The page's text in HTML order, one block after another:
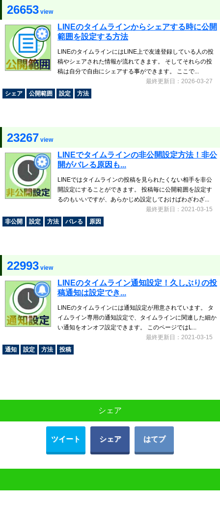
26653 view
LINEのタイムラインからシェアする時に公開
範囲を設定する方法
LINEのタイムラインにはLINE上で友達登録している人の投
稿やシェアされた情報が流れてきます。 そしてそれらの投
稿は自分で自由にシェアする事ができます。 ここで...
最終更新日：2026-03-27
シェア
公開範囲 設定 方法
23267 view
LINEでタイムラインの非公開設定方法！非公
開がバレる原因も...
LINEではタイムラインの投稿を見られたくない相手を非公
開設定にすることができます。 投稿毎に公開範囲を設定す
るのもいいですが、あらかじめ設定しておけばわざわざ...
最終更新日：2021-03-15
非公開
設定 方法 バレる 原因
22993 view
LINEのタイムライン通知設定！久しぶりの投
稿通知は設定でき...
LINEのタイムラインには通知設定が用意されています。 タ
イムライン専用の通知設定で、タイムラインに関連した細か
い通知をオンオフ設定できます。 このページではL...
最終更新日：2021-03-15
通知
設定 方法 投稿
シェア
ツイート シェア はてブ